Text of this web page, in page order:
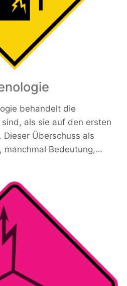
behandelt die
als sie auf den ersten
Dieser Überschuss als
manchmal Bedeutung,…